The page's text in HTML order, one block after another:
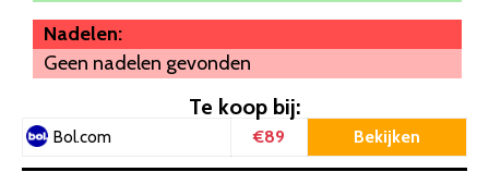
Nadelen:
Geen nadelen gevonden
Te koop bij:
Bol.com €89 Bekijken